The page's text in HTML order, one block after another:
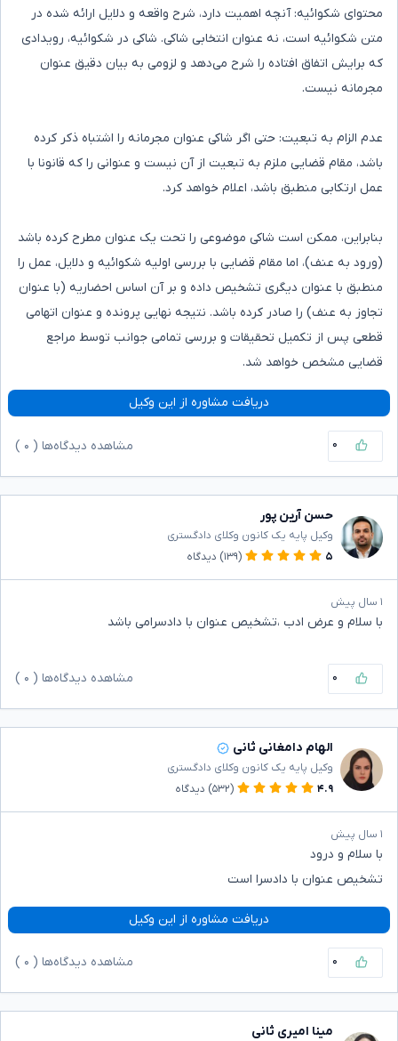
محتوای شکوائیه: آنچه اهمیت دارد، شرح واقعه و دلایل ارائه شده در
متن شکوائیه است، نه عنوان انتخابی شاکی. شاکی در شکوائیه، رویدادی
که برایش اتفاق افتاده را شرح می‌دهد و لزومی به بیان دقیق عنوان
مجرمانه نیست.
عدم الزام به تبعیت: حتی اگر شاکی عنوان مجرمانه را اشتباه ذکر کرده
باشد، مقام قضایی ملزم به تبعیت از آن نیست و عنوانی را که قانونا با
عمل ارتکابی منطبق باشد، اعلام خواهد کرد.
بنابراین، ممکن است شاکی موضوعی را تحت یک عنوان مطرح کرده باشد
(ورود به عنف)، اما مقام قضایی با بررسی اولیه شکوائیه و دلایل، عمل را
منطبق با عنوان دیگری تشخیص داده و بر آن اساس احضاریه (با عنوان
تجاوز به عنف) را صادر کرده باشد. نتیجه نهایی پرونده و عنوان اتهامی
قطعی پس از تکمیل تحقیقات و بررسی تمامی جوانب توسط مراجع
قضایی مشخص خواهد شد.
دریافت مشاوره از این وکیل
۰ مشاهده دیدگاه‌ها ( ۰
حسن آرین پور
وکیل پایه یک کانون وکلای دادگستری
۵
(۱۳۹) دیدگاه
۱ سال پیش
با سلام و عرض ادب ،تشخیص عنوان با دادسرامی باشد
۰ مشاهده دیدگاه‌ها ( ۰
الهام دامغانی ثانی
وکیل پایه یک کانون وکلای دادگستری
۴.۹
(۵۳۲) دیدگاه
۱ سال پیش
با سلام و درود
تشخیص عنوان با دادسرا است
دریافت مشاوره از این وکیل
۰ مشاهده دیدگاه‌ها ( ۰
مینا امیری ثانی